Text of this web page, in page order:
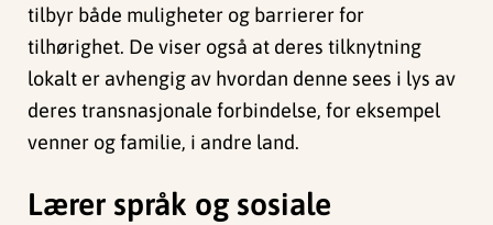
tilbyr både muligheter og barrierer for
tilhørighet. De viser også at deres tilknytning
lokalt er avhengig av hvordan denne sees i lys av
deres transnasjonale forbindelse, for eksempel
venner og familie, i andre land.
Lærer språk og sosiale